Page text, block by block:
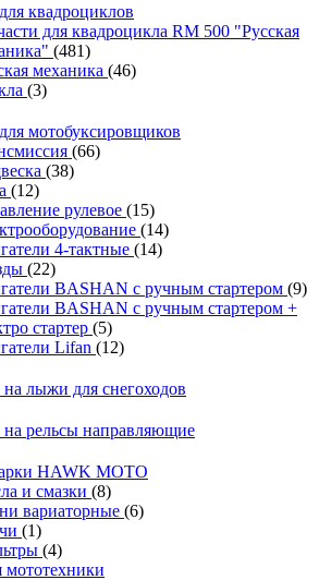
квадроциклов
для квадроцикла RM 500 "Русская
(481)
механика (46)
(3)
мотобуксировщиков
(66)
(38)
(12)
рулевое (15)
(14)
4-тактные (14)
(22)
BASHAN с ручным стартером (9)
BASHAN с ручным стартером +
стартер (5)
Lifan (12)
лыжи для снегоходов
рельсы направляющие
HAWK MOTO
и смазки (8)
вариаторные (6)
(1)
(4)
мототехники